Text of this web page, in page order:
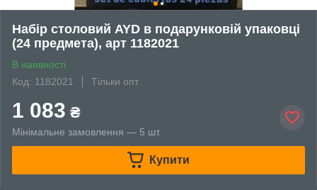
Набір столовий AYD в подарунковій упаковці
(24 предмета), арт 1182021
В наявності
Код: 1182021
Тільки опт
1 083 ₴
Мінімальне замовлення — 5 шт.
Купити